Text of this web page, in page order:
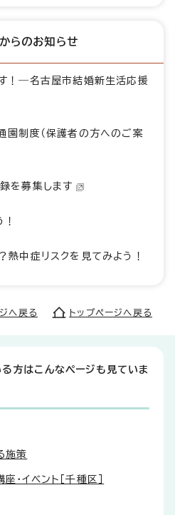
らのお知らせ
！―名古屋市結婚新生活応援
園制度（保護者の方へのご案
を募集します
熱中症リスクを見てみよう！
へ戻る トップページへ戻る
方はこんなページも見ていま
施策
・イベント［千種区］